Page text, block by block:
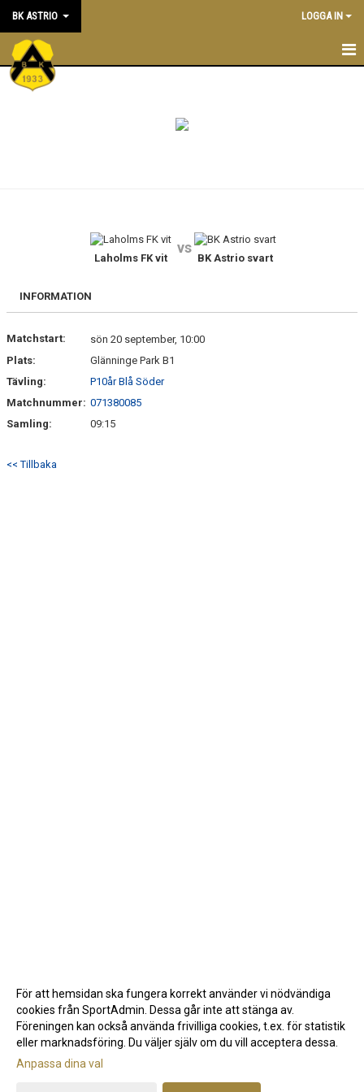
BK ASTRIO LOGGA IN
HEM
BLI MEDLEM
SÖNDRUMS IP
TRYGG I ASTRIO
ASTRIOSHOPEN
Laholms FK vit
vs
BK Astrio svart
INFORMATION
Matchstart:
sön 20 september, 10:00
Plats:
Glänninge Park B1
Tävling:
P10år Blå Söder
Matchnummer: 071380085
Samling:
09:15
<< Tillbaka
Gå till Webbversion
För att hemsidan ska fungera korrekt använder vi nödvändiga
cookies från SportAdmin. Dessa går inte att stänga av.
Föreningen kan också använda frivilliga cookies, t.ex. för statistik
eller marknadsföring. Du väljer själv om du vill acceptera dessa.
Anpassa dina val